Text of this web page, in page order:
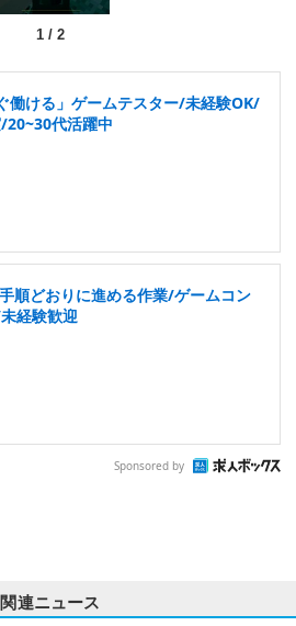
1/ 2
働ける」ゲームテスター/未経験OK/
代活躍中
順どおりに進める作業/ゲームコン
経験歓迎
Sponsored by
関連ニュース